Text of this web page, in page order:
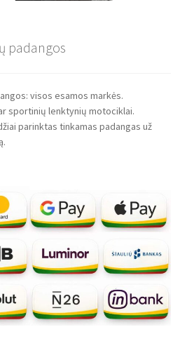
padangos
visos esamos markės.
sportinių lenktynių motociklai.
parinktas tinkamas padangas už